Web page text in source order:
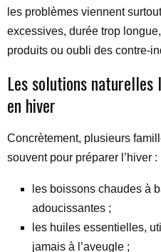
les problèmes viennent
excessives, durée trop
produits ou oubli des contre-
Les solutions
en hiver
Concrètement, plusieurs
souvent pour préparer l’hiver :
les boissons chaudes à
adoucissantes ;
les huiles essentielles,
jamais à l’aveugle ;